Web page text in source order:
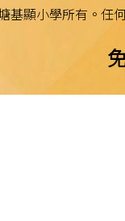
基顯小學所有。任